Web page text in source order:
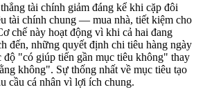
tài chính giảm đáng kể khi cặp đôi
tài chính chung — mua nhà, tiết kiệm cho
chế này hoạt động vì khi cả hai đang
đến, những quyết định chi tiêu hàng ngày
"có giúp tiến gần mục tiêu không" thay
không". Sự thống nhất về mục tiêu tạo
cầu cá nhân vì lợi ích chung.